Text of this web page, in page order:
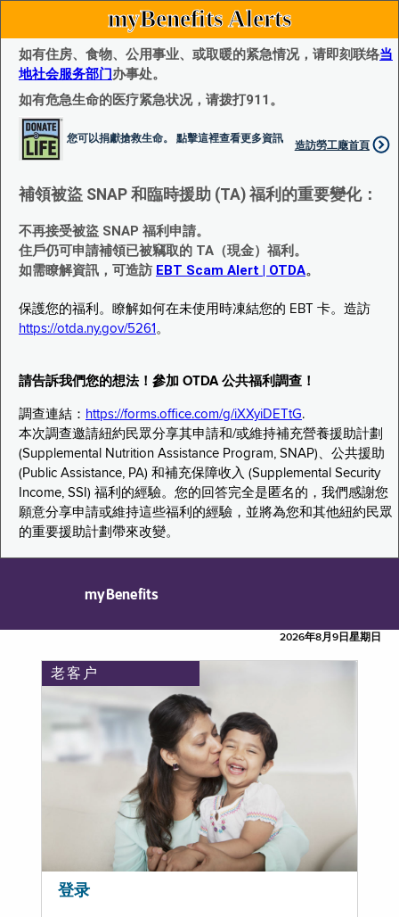
myBenefits Alerts
如有住房、食物、公用事业、或取暖的紧急情况，请即刻联络当
地社会服务部门办事处。
如有危急生命的医疗紧急状况，请拨打911。
您可以捐獻搶救生命。 點擊這裡查看更多資訊
造訪勞工廰首頁
補領被盜 SNAP 和臨時援助 (TA) 福利的重要變化：
不再接受被盜 SNAP 福利申請。
住戶仍可申請補領已被竊取的 TA（現金）福利。
如需瞭解資訊，可造訪 EBT Scam Alert | OTDA。
保護您的福利。瞭解如何在未使用時凍結您的 EBT 卡。造訪
https://otda.ny.gov/5261 。
請告訴我們您的想法！參加 OTDA 公共福利調查！
調查連結： https://forms.office.com/g/iXXyiDETtG.
本次調查邀請紐約民眾分享其申請和/或維持補充營養援助計劃
(Supplemental Nutrition Assistance Program, SNAP)、公共援助
(Public Assistance, PA) 和補充保障收入 (Supplemental Security
Income, SSI) 福利的經驗。您的回答完全是匿名的，我們感謝您
願意分享申請或維持這些福利的經驗，並將為您和其他紐約民眾
的重要援助計劃帶來改變。
myBenefits
2026年8月9日星期日
老客户
登录